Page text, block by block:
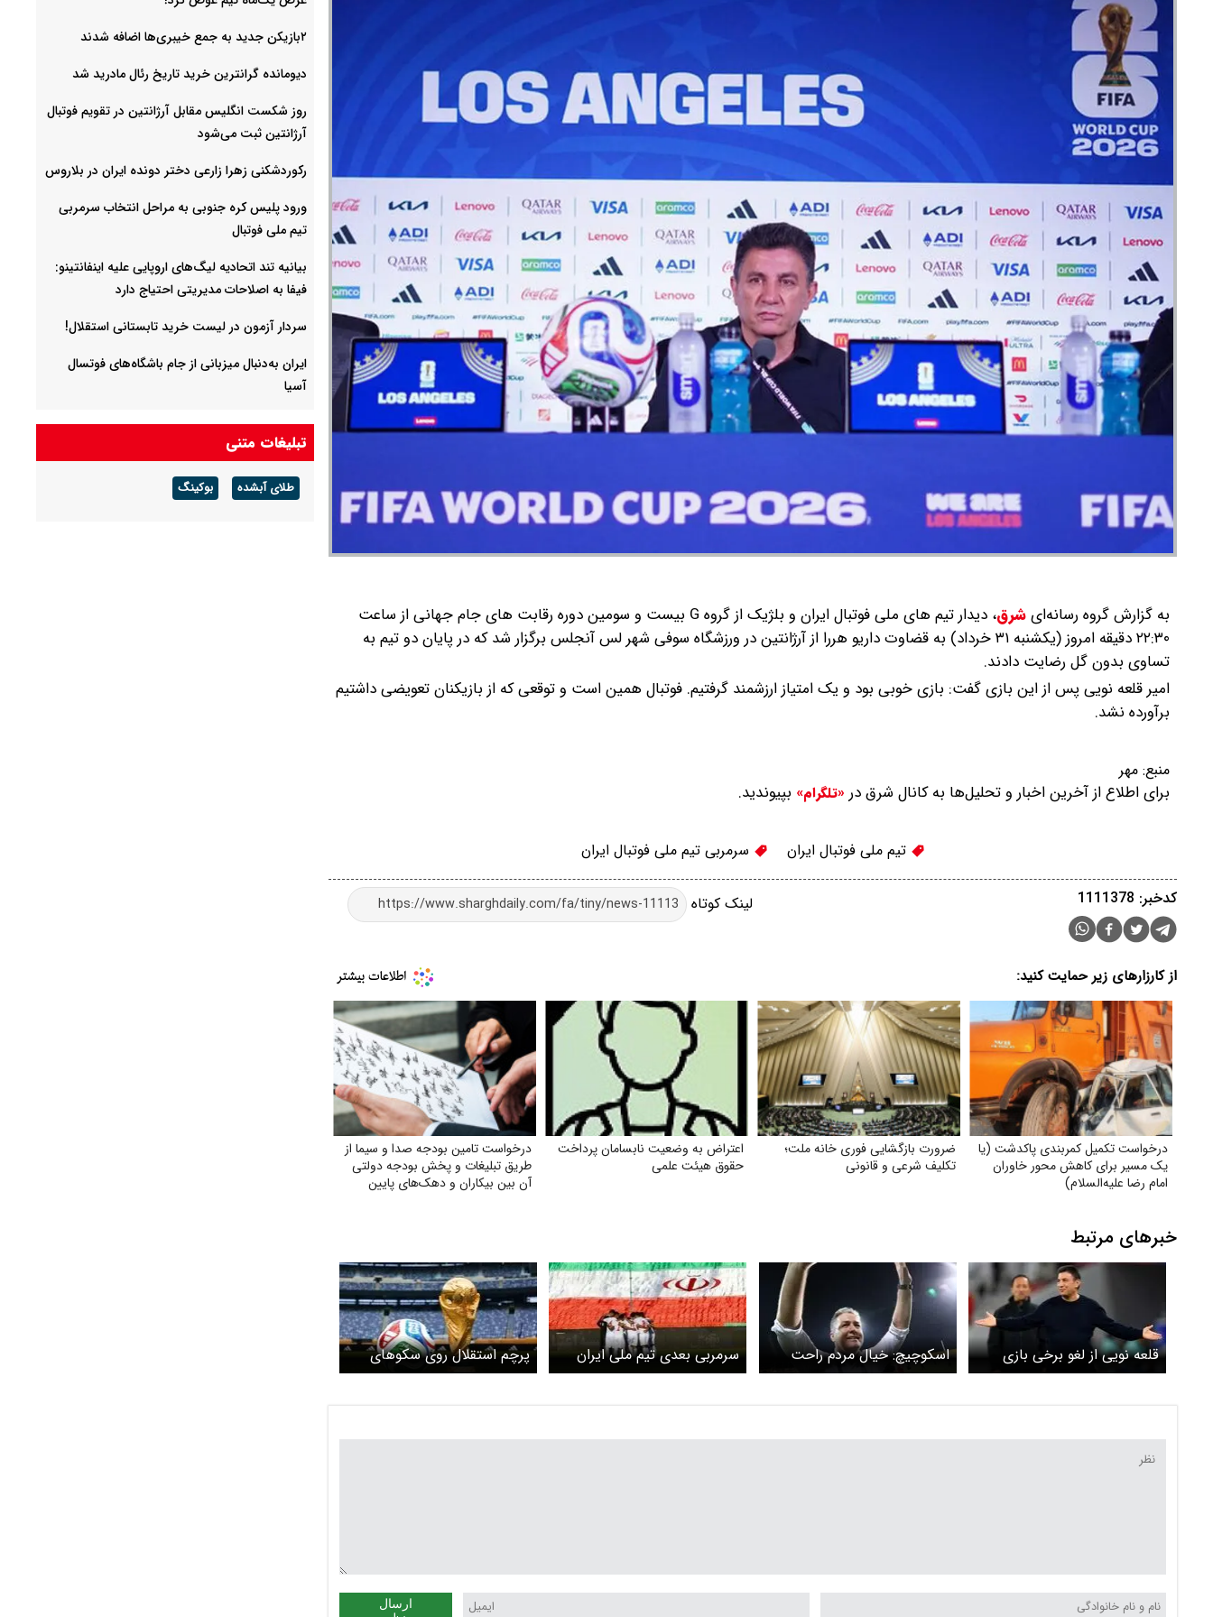
به گزارش گروه رسانه‌ایشرق،
دیدار تیم های ملی فوتبال ایران و بلژیک از گروه G بیست و سومین دوره رقابت های جام جهانی از ساعت
۲۲:۳۰ دقیقه امروز (یکشنبه ۳۱ خرداد) به قضاوت داریو هررا از آرژانتین در ورزشگاه سوفی شهر لس آنجلس برگزار شد که در پایان دو تیم به
تساوی بدون گل رضایت دادند.
امیر قلعه نویی پس از این بازی گفت: بازی خوبی بود و یک امتیاز ارزشمند گرفتیم. فوتبال همین است و توقعی که از بازیکنان تعویضی داشتیم
برآورده نشد.
منبع: مهر
برای اطلاع از آخرین اخبار و تحلیل‌ها به کانال شرق در «تلگرام» بپیوندید.
تیم ملی فوتبال ایران سرمربی تیم ملی فوتبال ایران
لینک کوتاه کدخبر: 1111378
از کارزارهای زیر حمایت کنید:
درخواست تکمیل کمربندی پاکدشت (یا
یک مسیر برای کاهش محور خاوران
امام رضا علیه‌السلام)
ضرورت بازگشایی فوری خانه ملت؛
تکلیف شرعی و قانونی
اعتراض به وضعیت نابسامان پرداخت
حقوق هیئت علمی
درخواست تامین بودجه صدا و سیما از
طریق تبلیغات و پخش بودجه دولتی
آن بین بیکاران و دهک‌های پایین
خبرهای مرتبط
قلعه نویی از لغو برخی بازی
های تدارکاتی خبر داد
اسکوچیچ: خیال مردم راحت
باشد
سرمربی بعدی تیم ملی ایران
کیست؟
پرچم استقلال روی سکوهای
استادیوم سوفای لس آنجلس
ارسال
۲بازیکن جدید به جمع خیبری‌ها اضافه شدند
دیومانده گرانترین خرید تاریخ رئال مادرید شد
روز شکست انگلیس مقابل آرژانتین در تقویم فوتبال
آرژانتین ثبت می‌شود
رکوردشکنی زهرا زارعی دختر دونده ایران در بلاروس
ورود پلیس کره جنوبی به مراحل انتخاب سرمربی
تیم ملی فوتبال
بیانیه تند اتحادیه لیگ‌های اروپایی علیه اینفانتینو:
فیفا به اصلاحات مدیریتی احتیاج دارد
سردار آزمون در لیست خرید تابستانی استقلال!
ایران به‌دنبال میزبانی از جام باشگاه‌های فوتسال
آسیا
بازگشت اندونگ به استقلال منتفی شد
تبلیغات متنی
طلای آبشده بوکینگ